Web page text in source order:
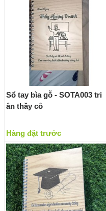
Sổ tay bìa gỗ - SOTA003 tri
ân thầy cô
Hàng đặt trước